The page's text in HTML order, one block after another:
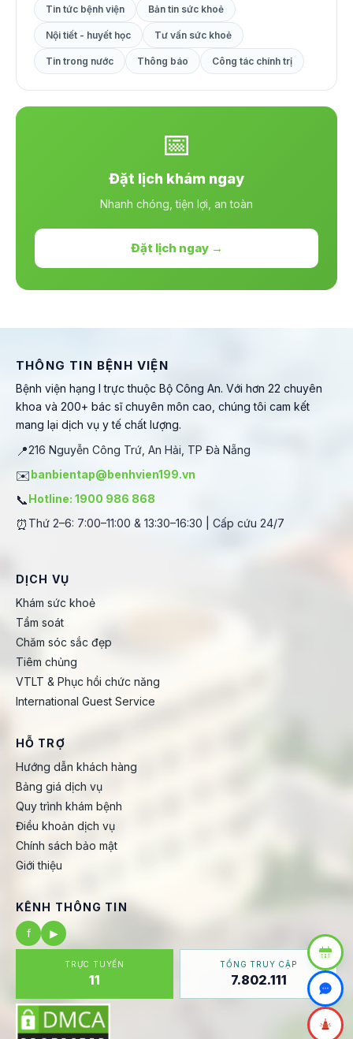
Tin tức bệnh viện Bản tin sức khoẻ
Nội tiết - huyết học Tư vấn sức khoẻ
Tin trong nước Thông báo Công tác chính trị
📅
Đặt lịch khám ngay
Nhanh chóng, tiện lợi, an toàn
Đặt lịch ngay →
THÔNG TIN BỆNH VIỆN
Bệnh viện hạng I trực thuộc Bộ Công An. Với hơn 22 chuyên
khoa và 200+ bác sĩ chuyên môn cao, chúng tôi cam kết
mang lại dịch vụ y tế chất lượng.
📍216 Nguyễn Công Trứ, An Hải, TP Đà Nẵng
✉️banbientap@benhvien199.vn
📞Hotline: 1900 986 868
⏰ Thứ 2–6: 7:00–11:00 & 13:30–16:30 | Cấp cứu 24/7
DỊCH VỤ
Khám sức khoẻ
Tầm soát
Chăm sóc sắc đẹp
Tiêm chủng
VTLT & Phục hồi chức năng
International Guest Service
HỖ TRỢ
Hướng dẫn khách hàng
Bảng giá dịch vụ
Quy trình khám bệnh
Điều khoản dịch vụ
Chính sách bảo mật
Giới thiệu
KÊNH THÔNG TIN
f
▶
TRỰC TUYẾN
11
TỔNG TRUY CẬP
7.802.111